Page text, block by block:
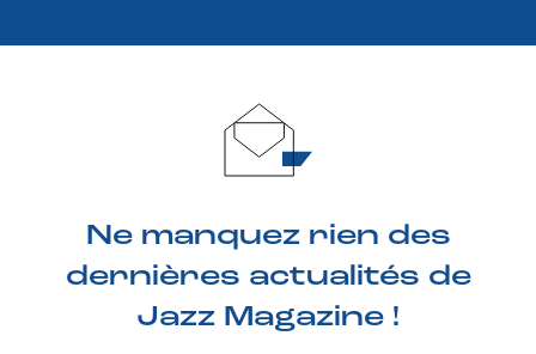
Ne manquez rien des
dernières actualités de
Jazz Magazine !